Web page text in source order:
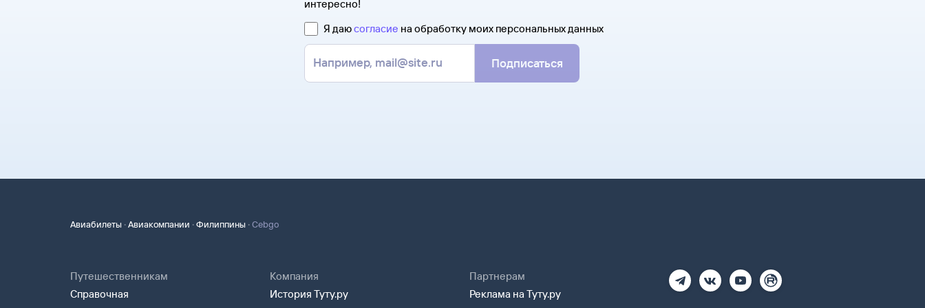
интересно!
Я даюсогласие на обработку моих персональных данных
Подписаться
Авиабилеты ·Авиакомпании ·Филиппины ·Cebgo
Путешественникам
Справочная
Компания
История Туту.ру
Партнерам
Реклама на Туту.ру